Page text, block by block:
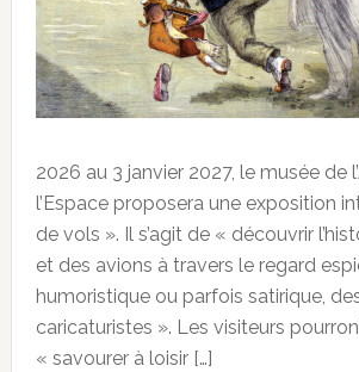
2026 au 3 janvier 2027, le musée de
l’Espace proposera une exposition
de vols ». Il s’agit de « découvrir
et des avions à travers le regard
humoristique ou parfois satirique,
caricaturistes ». Les visiteurs
« savourer à loisir […]